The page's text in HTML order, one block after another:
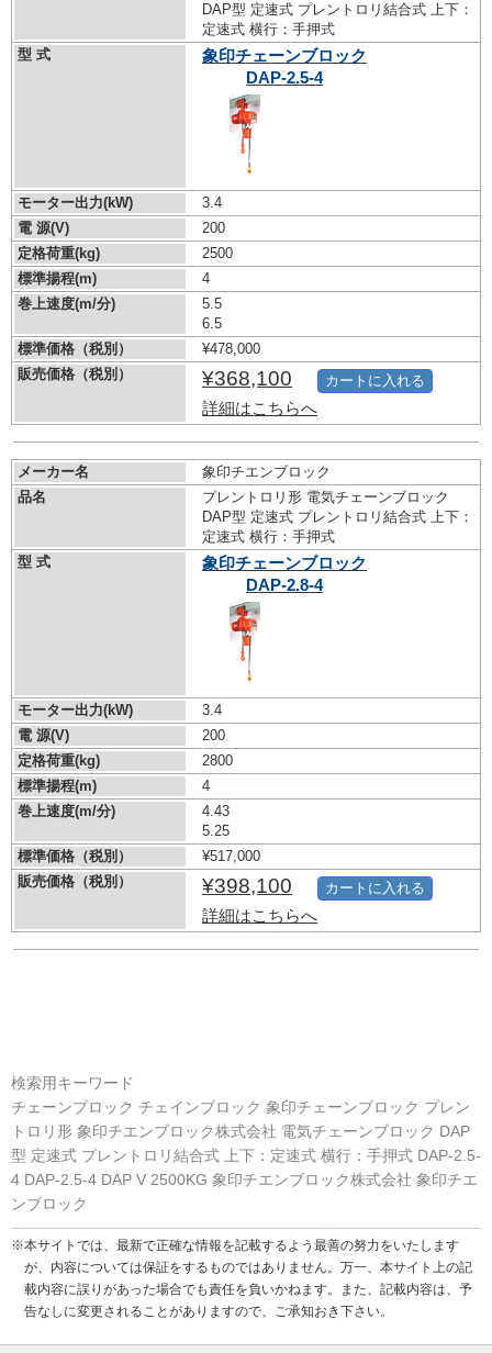
DAP型 定速式 プレントロリ結合式 上下：
定速式 横行：手押式
型 式
象印チェーンブロック
DAP-2.5-4
モーター出力(kW)
3.4
電 源(V)
200
定格荷重(kg)
2500
標準揚程(m)
4
巻上速度(m/分)
5.5
6.5
標準価格（税別）
¥478,000
販売価格（税別）
¥368,100
詳細はこちらへ
カートに入れる
メーカー名
象印チエンブロック
品名
プレントロリ形 電気チェーンブロック
DAP型 定速式 プレントロリ結合式 上下：
定速式 横行：手押式
型 式
象印チェーンブロック
DAP-2.8-4
モーター出力(kW)
3.4
電 源(V)
200
定格荷重(kg)
2800
標準揚程(m)
4
巻上速度(m/分)
4.43
5.25
標準価格（税別）
¥517,000
販売価格（税別）
¥398,100
詳細はこちらへ
カートに入れる
検索用キーワード
チェーンブロック チェインブロック 象印チェーンブロック プレン
トロリ形 象印チエンブロック株式会社 電気チェーンブロック DAP
型 定速式 プレントロリ結合式 上下：定速式 横行：手押式 DAP-2.5-
4 DAP-2.5-4 DAP V 2500KG 象印チエンブロック株式会社 象印チエ
ンブロック
※本サイトでは、最新で正確な情報を記載するよう最善の努力をいたします
が、内容については保証をするものではありません。万一、本サイト上の記
載内容に誤りがあった場合でも責任を負いかねます。また、記載内容は、予
告なしに変更されることがありますので、ご承知おき下さい。